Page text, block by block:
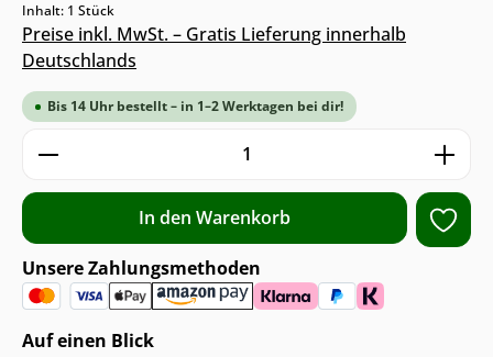
Inhalt: 1 Stück
Preise inkl. MwSt. – Gratis Lieferung innerhalb
Deutschlands
Bis 14 Uhr bestellt – in 1–2 Werktagen bei dir!
Produkt Anzahl: Gib den
In den Warenkorb
Unsere Zahlungsmethoden
Auf einen Blick